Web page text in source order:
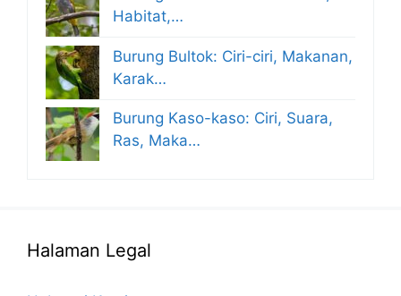
Habitat,…
Burung Bultok: Ciri-ciri, Makanan,
Karak…
Burung Kaso-kaso: Ciri, Suara,
Ras, Maka…
Halaman Legal